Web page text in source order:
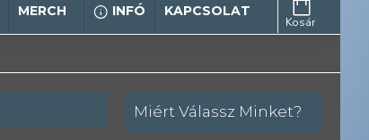
MERCH INFÓ KAPCSOLAT
Kosár
Miért Válassz Minket?